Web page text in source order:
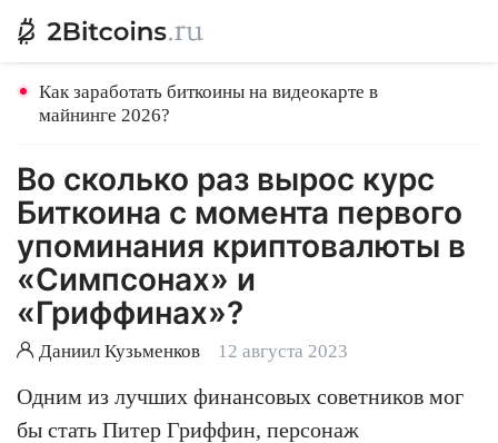
Как заработать биткоины на видеокарте в
майнинге 2026?
Во сколько раз вырос курс
Биткоина с момента первого
упоминания криптовалюты в
«Симпсонах» и
«Гриффинах»?
Даниил Кузьменков 12 августа 2023
Одним из лучших финансовых советников мог
бы стать Питер Гриффин, персонаж